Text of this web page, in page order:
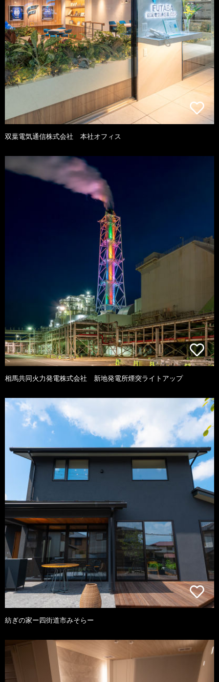
双葉電気通信株式会社 本社オフィス
相馬共同火力発電株式会社 新地発電所煙突ライトアップ
紡ぎの家ー四街道市みそらー